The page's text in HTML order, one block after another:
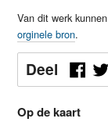
Van dit werk
orginele bron.
Deel
Op de kaart